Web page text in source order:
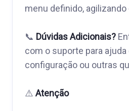
menu definido,
📞 Dúvidas Adicionais?
com o suporte para ajuda
configuração ou outras
⚠️ Atenção